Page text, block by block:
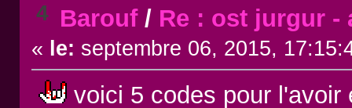
4 Barouf/ Re : ost jurgur -
« le: septembre 06, 2015,
voici 5 codes pour